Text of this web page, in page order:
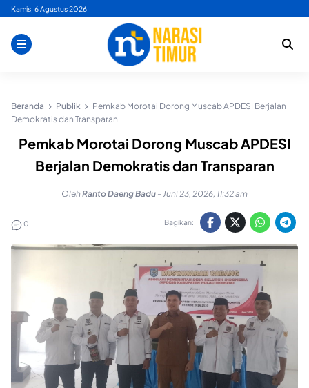
Skip
content
Kamis, 6 Agustus 2026
Beranda Publik
Pemkab Morotai Dorong Muscab APDESI Berjalan
Demokratis dan Transparan
Pemkab Morotai Dorong Muscab APDESI
Berjalan Demokratis dan Transparan
OlehRanto Daeng Badu - Juni 23, 2026, 11:32 am
0 Bagikan: